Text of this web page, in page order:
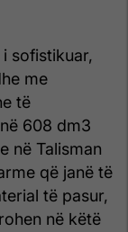
sofistikuar,
me
të
608 dm3
në Talisman
që janë të
të pasur,
në këtë